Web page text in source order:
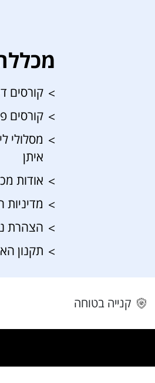
קורסים
קורסים
מסלולי
איתן
אודות
מדיניות
הצהרת
תקנון
קנייה בטוחה